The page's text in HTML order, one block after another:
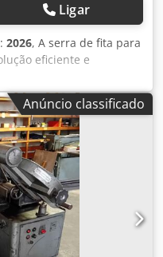
Ligar
2026, A serra de fita para
eficiente e
industriais que
para cortar tubos,
A sua
de ajustes de ângulo de
em conjunto com
dela uma serra de fita
aplicações de
da máquina: *
permite cortes angulares
de alterar a posição
kW – garante alta
Anúncio classificado